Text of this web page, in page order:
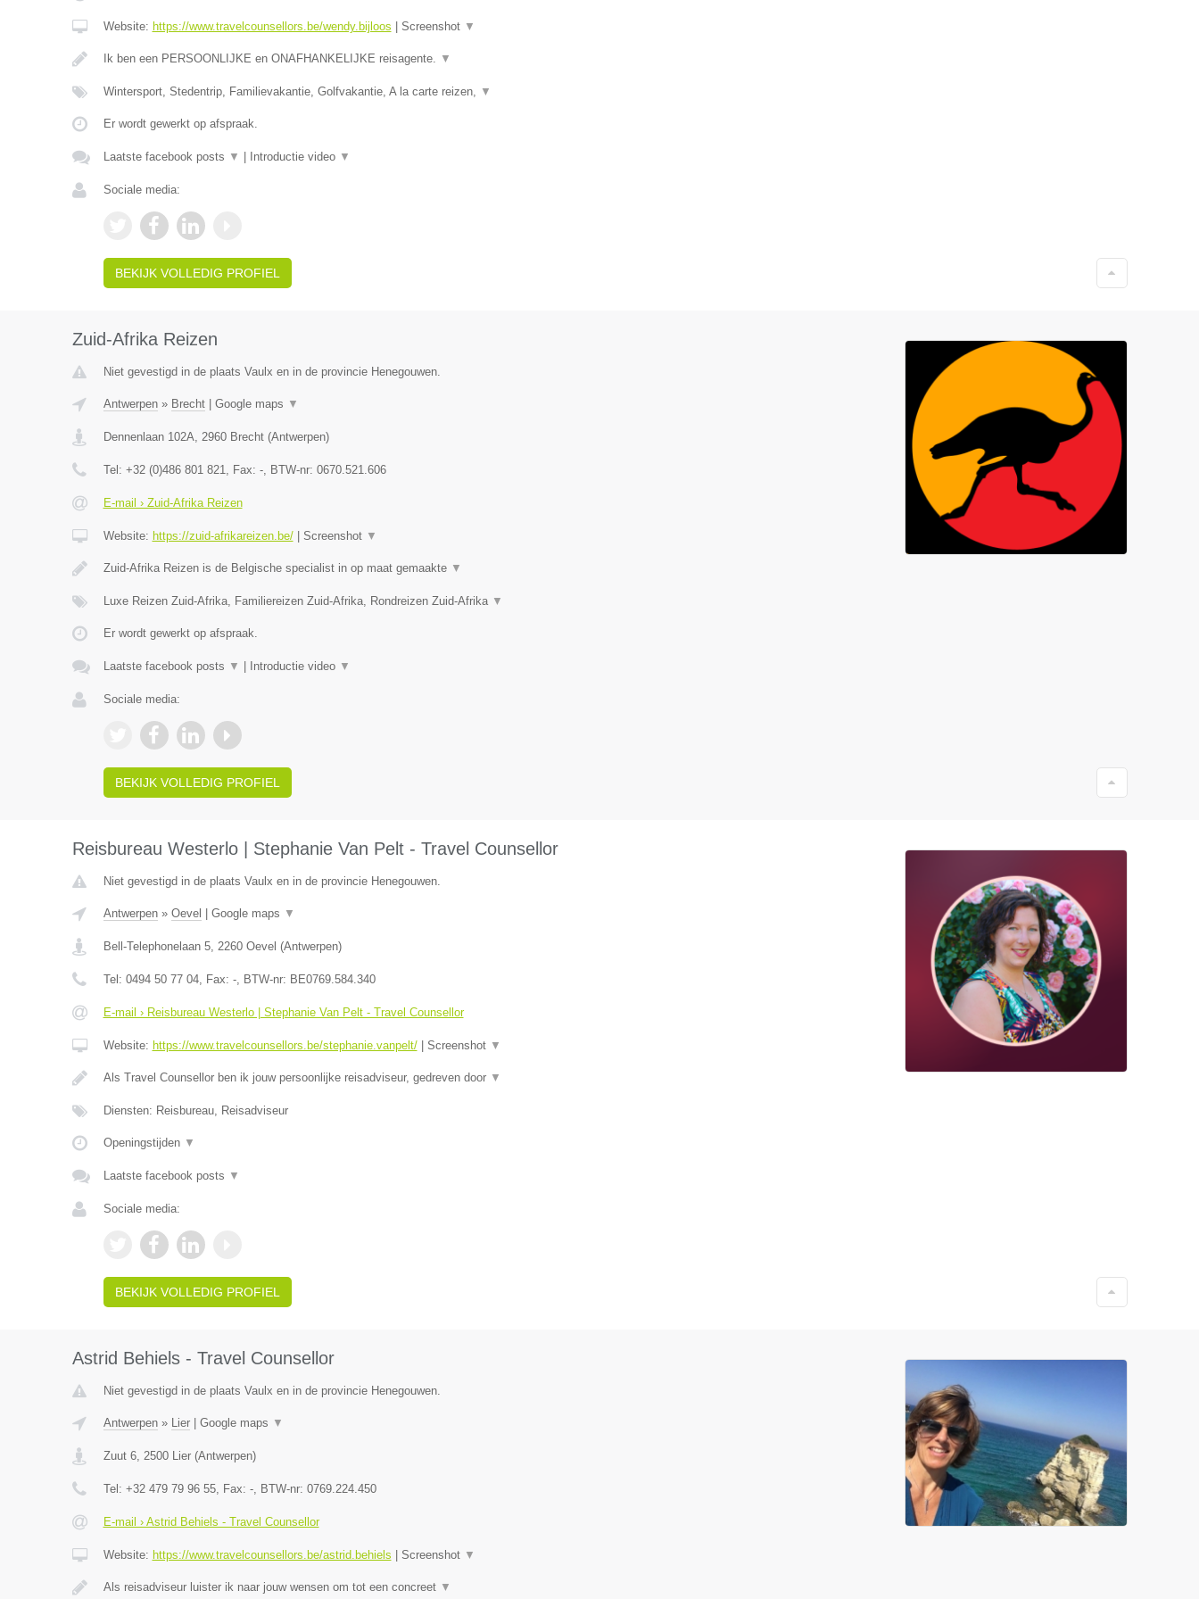
Website: https://www.travelcounsellors.be/wendy.bijloos Screenshot ▼
Ik ben een PERSOONLIJKE en ONAFHANKELIJKE reisagente. ▼
Wintersport, Stedentrip, Familievakantie, Golfvakantie, A la carte reizen, ▼
Er wordt gewerkt op afspraak.
Laatste facebook posts ▼ Introductie video ▼
Sociale media:
BEKIJK VOLLEDIG PROFIEL
Zuid-Afrika Reizen
Niet gevestigd in de plaats Vaulx en in de provincie Henegouwen.
Antwerpen» Brecht| Google maps ▼
Dennenlaan 102A, 2960 Brecht(Antwerpen)
Tel: +32 (0)486 801 821, Fax: -, BTW-nr: 0670.521.606
E-mail › Zuid-Afrika Reizen
Website: https://zuid-afrikareizen.be/| Screenshot ▼
Zuid-Afrika Reizen is de Belgische specialist in op maat gemaakte ▼
Luxe Reizen Zuid-Afrika, Familiereizen Zuid-Afrika, Rondreizen Zuid-Afrika ▼
Er wordt gewerkt op afspraak.
Laatste facebook posts ▼ Introductie video ▼
Sociale media:
BEKIJK VOLLEDIG PROFIEL
Reisbureau Westerlo | Stephanie Van Pelt - Travel Counsellor
Niet gevestigd in de plaats Vaulx en in de provincie Henegouwen.
Antwerpen» Oevel Google maps ▼
Bell-Telephonelaan 5, 2260 Oevel (Antwerpen)
Tel: 0494 50 77 04, Fax: -, BTW-nr: BE0769.584.340
E-mail › Reisbureau Westerlo | Stephanie Van Pelt - Travel Counsellor
Website: https://www.travelcounsellors.be/stephanie.vanpelt/| Screenshot ▼
Als Travel Counsellor ben ik jouw persoonlijke reisadviseur, gedreven door ▼
Diensten: Reisbureau, Reisadviseur
Openingstijden ▼
Laatste facebook posts ▼
Sociale media:
BEKIJK VOLLEDIG PROFIEL
Astrid Behiels - Travel Counsellor
Niet gevestigd in de plaats Vaulx en in de provincie Henegouwen.
Antwerpen» Lier| Google maps ▼
Zuut 6, 2500 Lier(Antwerpen)
Tel: +32 479 79 96 55, Fax: -, BTW-nr: 0769.224.450
E-mail › Astrid Behiels - Travel Counsellor
Website: https://www.travelcounsellors.be/astrid.behiels Screenshot ▼
Als reisadviseur luister ik naar jouw wensen om tot een concreet ▼